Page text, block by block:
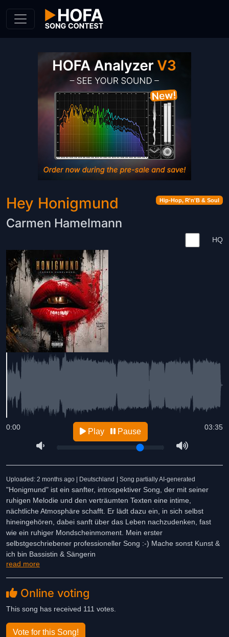
Hip-Hop, R'n'B & Soul
Hey Honigmund
Carmen Hamelmann
HQ
03:35
0:00 Play Pause
Uploaded: 2 months ago | Deutschland | Song partially AI-generated
"Honigmund" ist ein sanfter, introspektiver Song, der mit seiner
ruhigen Melodie und den verträumten Texten eine intime,
nächtliche Atmosphäre schafft. Er lädt dazu ein, in sich selbst
hineingehören, dabei sanft über das Leben nachzudenken, fast
wie ein ruhiger Mondscheinmoment. Mein erster
selbstgeschriebener professioneller Song :-) Mache sonst Kunst &
ich bin Bassistin & Sängerin
read more
Online voting
This song has received 111 votes.
Vote for this Song!